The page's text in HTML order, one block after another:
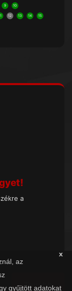
x
az
gyűjtött adatokat
9 10
12 13 14 15
a
Tovább